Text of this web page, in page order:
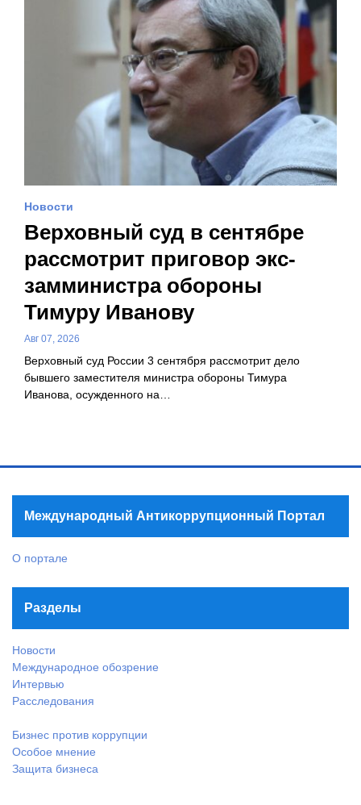
Новости
Верховный суд в сентябре
рассмотрит приговор экс-
замминистра обороны
Тимуру Иванову
Авг 07, 2026
Верховный суд России 3 сентября рассмотрит дело
бывшего заместителя министра обороны Тимура
Иванова, осужденного на…
Международный Антикоррупционный Портал
О портале
Разделы
Новости
Международное обозрение
Интервью
Расследования
Бизнес против коррупции
Особое мнение
Защита бизнеса